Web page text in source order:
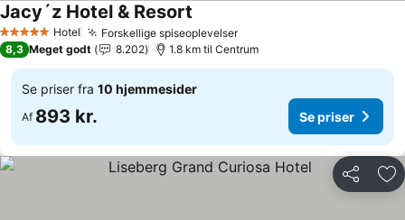
5 Stjerner Hotel Forskellige spiseoplevelserSe priser
Jacy´z Hotel & Resort
8,3 Meget godt 8.202 1.8 km til Centrum
Se priser fra 10 hjemmesider
Af 893 kr. Se priser
Del